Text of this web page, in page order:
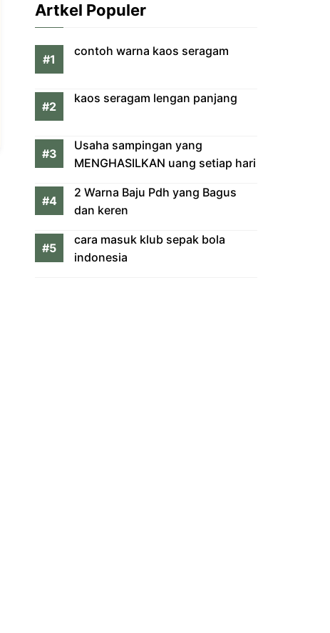
Artkel Populer
contoh warna kaos seragam
kaos seragam lengan panjang
Usaha sampingan yang
MENGHASILKAN uang setiap hari
2 Warna Baju Pdh yang Bagus
dan keren
cara masuk klub sepak bola
indonesia